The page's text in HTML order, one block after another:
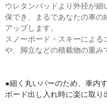
ウレタンパッドより外径が
保でき、まるであなたの車の
アップします。
スノーボード・スキーによ
や、脚立などの積載物の重み
●細く丸いバーのため、車内
ボード出し入れ時に楽に取り